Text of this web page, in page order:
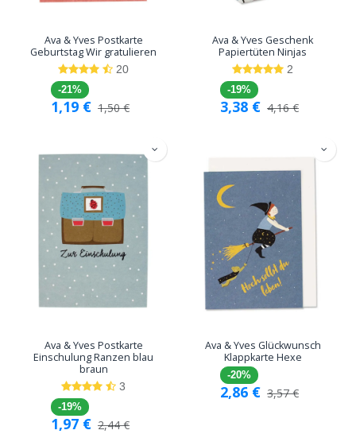
Ava & Yves Postkarte
Geburtstag Wir gratulieren
20
-21%
1,19 € 1,50€
Ava & Yves Geschenk
Papiertüten Ninjas
2
-19%
3,38 € 4,16€
Ava & Yves Postkarte
Einschulung Ranzen blau
braun
3
-19%
1,97 € 2,44€
Ava & Yves Glückwunsch
Klappkarte Hexe
-20%
2,86 € 3,57€